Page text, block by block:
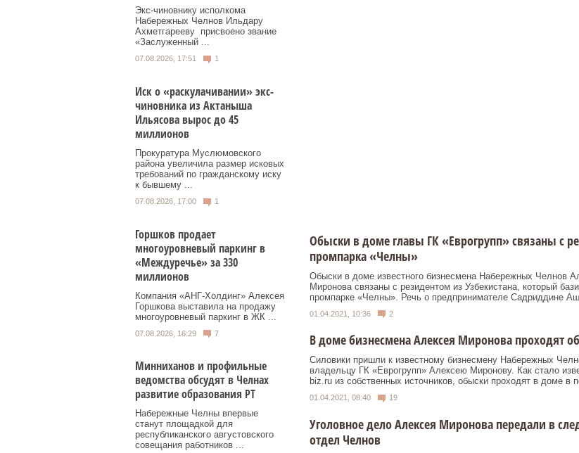
Экс‑чиновнику исполкома
Набережных Челнов Ильдару
Ахметгарееву присвоено звание
«Заслуженный ...
07.08.2026, 17:51 1
Иск о «раскулачивании» экс-
чиновника из Актаныша
Ильясова вырос до 45
миллионов
Прокуратура Муслюмовского
района увеличила размер исковых
требований по гражданскому иску
к бывшему ...
07.08.2026, 17:00 1
Горшков продает
многоуровневый паркинг в
«Междуречье» за 330
миллионов
Компания «АНГ-Холдинг» Алексея
Горшкова выставила на продажу
многоуровневый паркинг в ЖК ...
07.08.2026, 16:29 7
Минниханов и профильные
ведомства обсудят в Челнах
развитие образования РТ
Набережные Челны впервые
станут площадкой для
республиканского августовского
совещания работников ...
Обыски в доме главы ГК «Еврогрупп» связаны с
промпарка «Челны»
Обыски в доме известного бизнесмена Набережных Челнов
Миронова связаны с резидентом из Узбекистана, который
промпарке «Челны». Речь о предпринимателе Садриддине
01.04.2021, 10:36 2
В доме бизнесмена Алексея Миронова проходят
Силовики пришли к известному бизнесмену Набережных
владельцу ГК «Еврогрупп» Алексею Миронову. Как стало
biz.ru из собственных источников, обыски проходят в доме в
01.04.2021, 08:40 19
Уголовное дело Алексея Миронова передали в
отдел Челнов